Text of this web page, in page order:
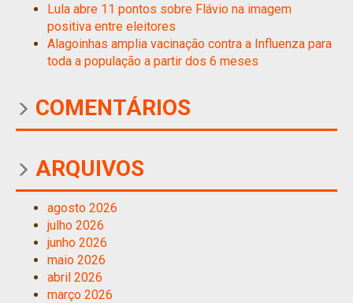
Lula abre 11 pontos sobre Flávio na imagem
positiva entre eleitores
Alagoinhas amplia vacinação contra a Influenza para
toda a população a partir dos 6 meses
COMENTÁRIOS
ARQUIVOS
agosto 2026
julho 2026
junho 2026
maio 2026
abril 2026
março 2026